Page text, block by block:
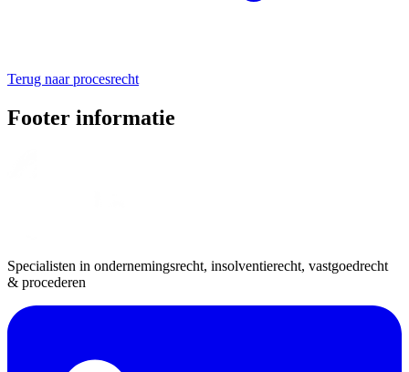
Terug naar procesrecht
Footer informatie
Specialisten in ondernemingsrecht, insolventierecht, vastgoedrecht
& procederen